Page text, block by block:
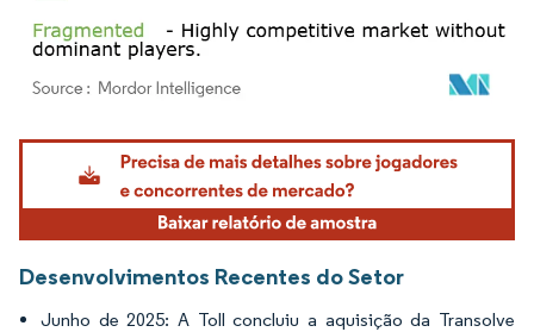
Imagem © Mordor Intelligence. O reuso requer atribuição conforme CC BY 4.0.
Desenvolvimentos Recentes do Setor
Junho de 2025: A Toll concluiu a aquisição da Transolve